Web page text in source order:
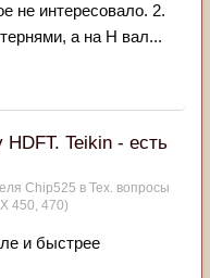
не интересовало. 2.
а на Н вал...
Teikin - есть
Chip525 в Тех. вопросы
450, 470)
и быстрее